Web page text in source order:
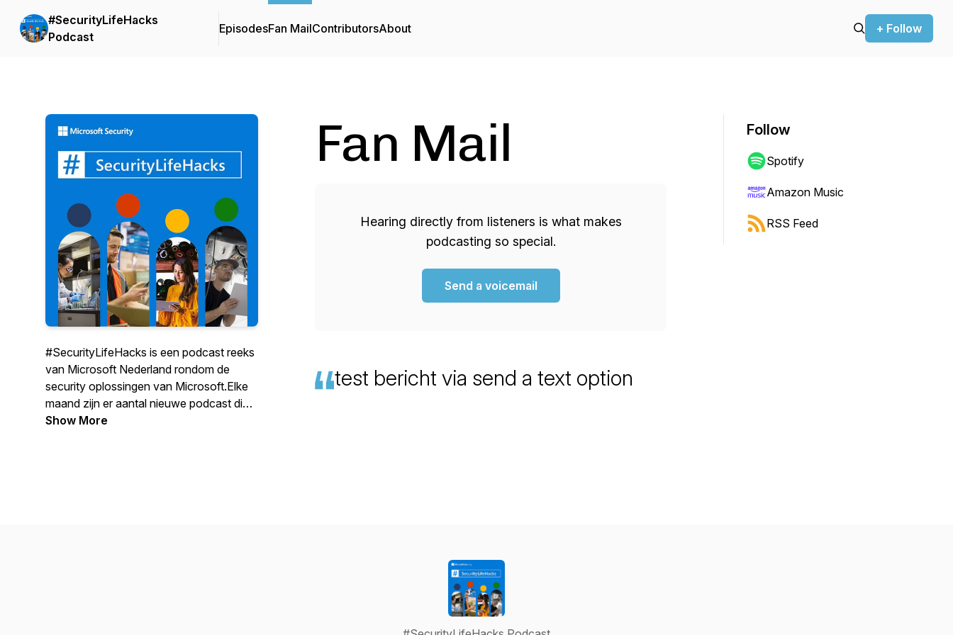
#SecurityLifeHacks
Podcast
EpisodesFan MailContributorsAbout + Follow
#SecurityLifeHacks is een podcast reeks
van Microsoft Nederland rondom de
security oplossingen van Microsoft.Elke
maand zijn er aantal nieuwe podcast die
dieper ingaan op de laatste
Show More
Fan Mail
Hearing directly from listeners is what makes
podcasting so special.
Send a voicemail
test bericht via send a text option
Follow
Spotify
Amazon Music
RSS Feed